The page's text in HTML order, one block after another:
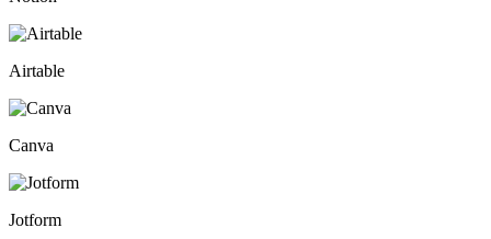
Airtable
Canva
Jotform